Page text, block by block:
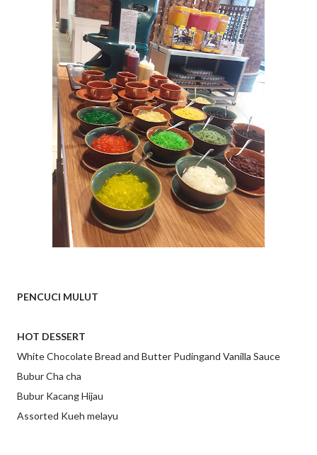
PENCUCI MULUT
HOT DESSERT
White Chocolate Bread and Butter Pudingand Vanilla Sauce
Bubur Cha cha
Bubur Kacang Hijau
Assorted Kueh melayu